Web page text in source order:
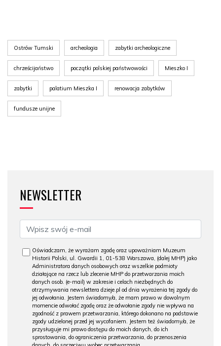
Ostrów Tumski archeologia zabytki archeologiczne
chrześcijaństwo początki polskiej państwowości Mieszko I
zabytki palatium Mieszka I renowacja zabytków
fundusze unijne
NEWSLETTER
Oświadczam, że wyrażam zgodę oraz upoważniam Muzeum
Historii Polski, ul. Gwardii 1, 01-538 Warszawa, (dalej MHP) jako
Administratora danych osobowych oraz wszelkie podmioty
działające na rzecz lub zlecenie MHP do przetwarzania moich
danych osob. (e-mail) w zakresie i celach niezbędnych do
otrzymywania newslettera dzieje.pl od dnia wyrażenia tej zgody do
jej odwołania. Jestem świadomy/a, że mam prawo w dowolnym
momencie odwołać zgodę oraz że odwołanie zgody nie wpływa na
zgodność z prawem przetwarzania, którego dokonano na podstawie
zgody udzielonej przed jej wycofaniem. Jestem też świadomy/a, że
przysługuje mi prawo dostępu do moich danych, do ich
sprostowania, do ograniczenia przetwarzania, do przenoszenia